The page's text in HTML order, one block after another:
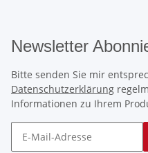
Newsletter
Bitte senden Sie mir
Datenschutzerklärung
Informationen zu Ihrem